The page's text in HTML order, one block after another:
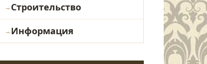
Строительство
Информация